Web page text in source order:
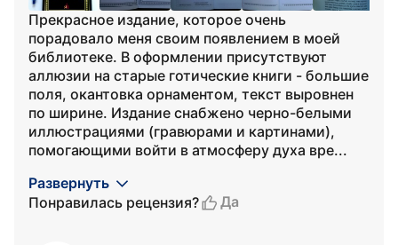
Прекрасное издание, которое очень
порадовало меня своим появлением в моей
библиотеке. В оформлении присутствуют
аллюзии на старые готические книги - большие
поля, окантовка орнаментом, текст выровнен
по ширине. Издание снабжено черно-белыми
иллюстрациями (гравюрами и картинами),
помогающими войти в атмосферу духа вре...
Развернуть
Понравилась рецензия?
Да